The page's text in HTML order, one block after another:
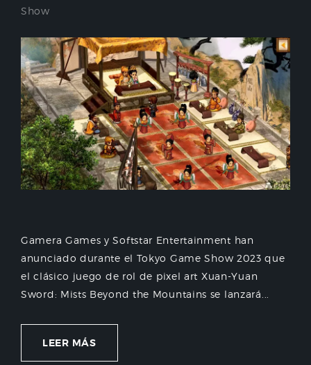
Show
Gamera Games y Softstar Entertainment han
anunciado durante el Tokyo Game Show 2023 que
el clásico juego de rol de pixel art Xuan-Yuan
Sword: Mists Beyond the Mountains se lanzará...
LEER MÁS